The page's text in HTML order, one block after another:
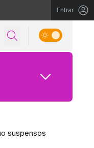
Entrar
suspensos